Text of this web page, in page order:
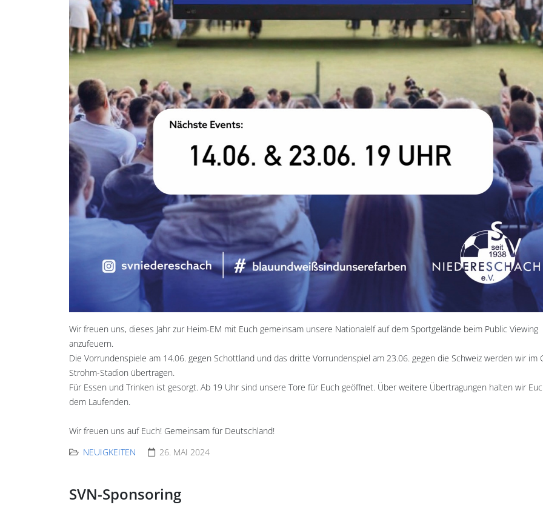
Wir freuen uns, dieses Jahr zur Heim-EM mit Euch gemeinsam unsere Nationalelf auf dem Sportgelände beim Public Viewing
anzufeuern.
Die Vorrundenspiele am 14.06. gegen Schottland und das dritte Vorrundenspiel am 23.06. gegen die Schweiz werden wir im
Strohm-Stadion übertragen.
Für Essen und Trinken ist gesorgt. Ab 19 Uhr sind unsere Tore für Euch geöffnet. Über weitere Übertragungen halten wir
dem Laufenden.
Wir freuen uns auf Euch! Gemeinsam für Deutschland!
NEUIGKEITEN
26. MAI 2024
SVN-Sponsoring